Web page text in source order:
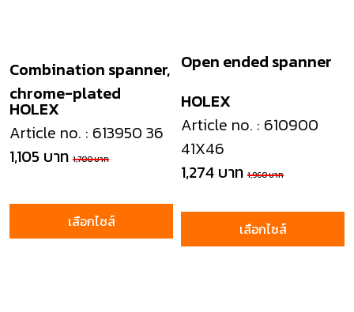
HOLEX
Combination spanner,
chrome-plated
Article no. : 613950 36
1,105 บาท 1,700 บาท
เลือกไซส์
HOLEX
Open ended spanner
Article no. : 610900
41X46
1,274 บาท 1,960 บาท
เลือกไซส์